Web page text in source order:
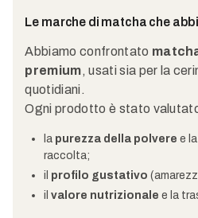
Le marche di matcha che
Abbiamo confrontato
premium, usati sia per la
quotidiani.
Ogni prodotto è stato
la purezza della polvere e
raccolta;
il profilo gustativo
ilvalore nutrizionale e la